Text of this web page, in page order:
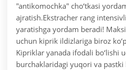
"antikomochka" cho‘tkasi
ajratish.Ekstracher rang
yaratishga yordam beradi!
uchun kiprik ildizlariga biroz
Kipriklar yanada ifodali bo‘lishi
burchaklaridagi yuqori va pastki